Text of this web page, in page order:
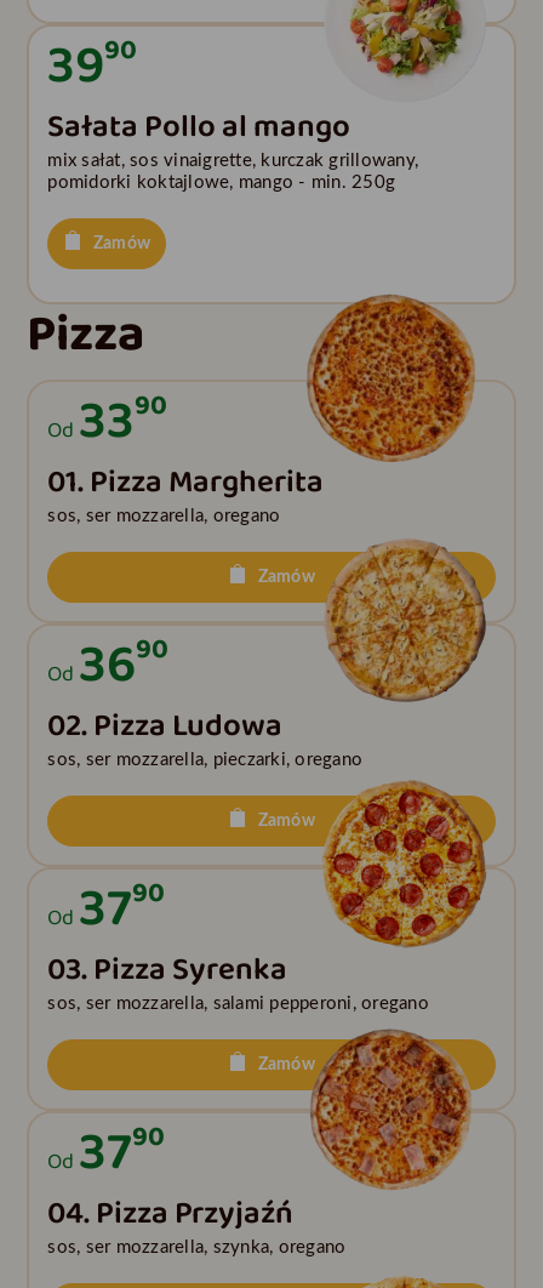
3990
Sałata Pollo al mango
mix sałat, sos vinaigrette, kurczak grillowany,
pomidorki koktajlowe, mango - min. 250g
Zamów
Pizza
Od 3390
01. Pizza Margherita
sos, ser mozzarella, oregano
Zamów
Od 3690
02. Pizza Ludowa
sos, ser mozzarella, pieczarki, oregano
Zamów
Od 3790
03. Pizza Syrenka
sos, ser mozzarella, salami pepperoni, oregano
Zamów
Od 3790
04. Pizza Przyjaźń
sos, ser mozzarella, szynka, oregano